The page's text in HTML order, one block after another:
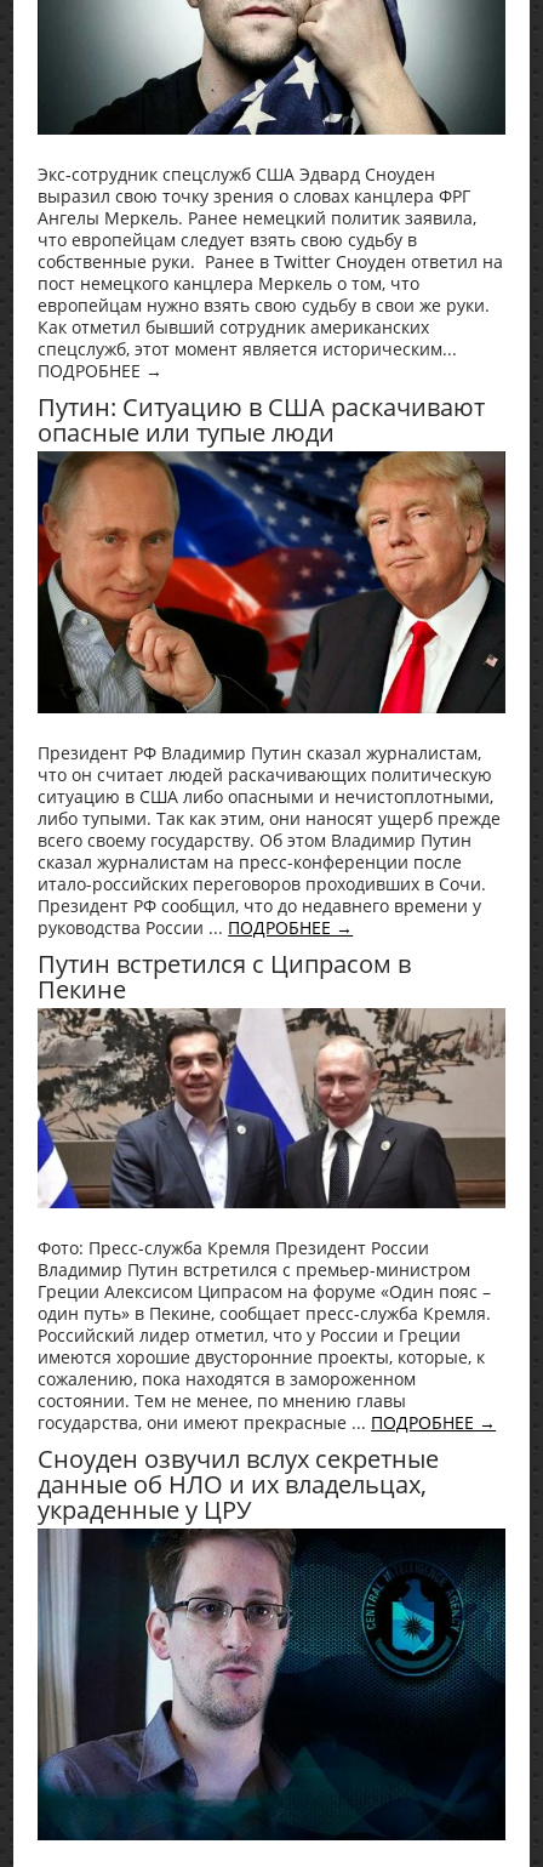
Экс-сотрудник спецслужб США Эдвард Сноуден
выразил свою точку зрения о словах канцлера ФРГ
Ангелы Меркель. Ранее немецкий политик заявила,
что европейцам следует взять свою судьбу в
собственные руки. Ранее в Twitter Сноуден ответил на
пост немецкого канцлера Меркель о том, что
европейцам нужно взять свою судьбу в свои же руки.
Как отметил бывший сотрудник американских
спецслужб, этот момент является историческим...
ПОДРОБНЕЕ →
Путин: Ситуацию в США раскачивают
опасные или тупые люди
Президент РФ Владимир Путин сказал журналистам,
что он считает людей раскачивающих политическую
ситуацию в США либо опасными и нечистоплотными,
либо тупыми. Так как этим, они наносят ущерб прежде
всего своему государству. Об этом Владимир Путин
сказал журналистам на пресс-конференции после
итало-российских переговоров проходивших в Сочи.
Президент РФ сообщил, что до недавнего времени у
руководства России ... ПОДРОБНЕЕ →
Путин встретился с Ципрасом в
Пекине
Фото: Пресс-служба Кремля Президент России
Владимир Путин встретился с премьер-министром
Греции Алексисом Ципрасом на форуме «Один пояс –
один путь» в Пекине, сообщает пресс-служба Кремля.
Российский лидер отметил, что у России и Греции
имеются хорошие двусторонние проекты, которые, к
сожалению, пока находятся в замороженном
состоянии. Тем не менее, по мнению главы
государства, они имеют прекрасные ... ПОДРОБНЕЕ →
Сноуден озвучил вслух секретные
данные об НЛО и их владельцах,
украденные у ЦРУ